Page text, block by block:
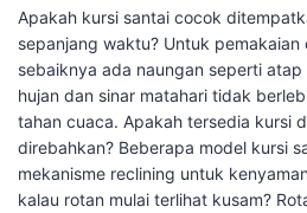
Apakah kursi santai cocok
sepanjang waktu? Untuk pemakaian
sebaiknya ada naungan seperti
hujan dan sinar matahari tidak
tahan cuaca. Apakah tersedia kursi
direbahkan? Beberapa model kursi
mekanisme reclining untuk
kalau rotan mulai terlihat kusam?